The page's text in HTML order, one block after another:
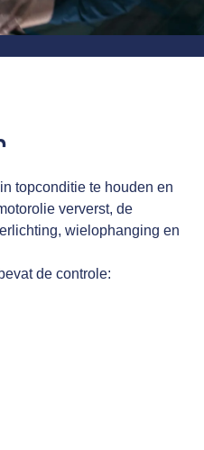
topconditie te houden en
ververst, de
wielophanging en
de controle: